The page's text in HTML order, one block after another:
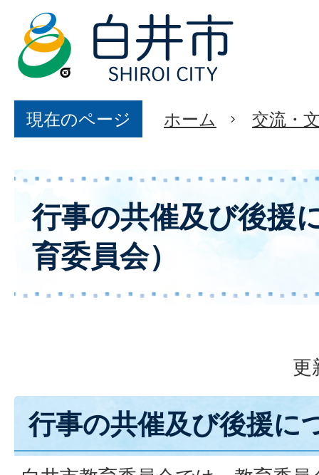
現在のページ ホーム 交流・
行事の共催及び後援
育委員会）
更
行事の共催及び後援に